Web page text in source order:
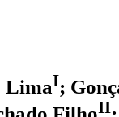
LimaI;
II